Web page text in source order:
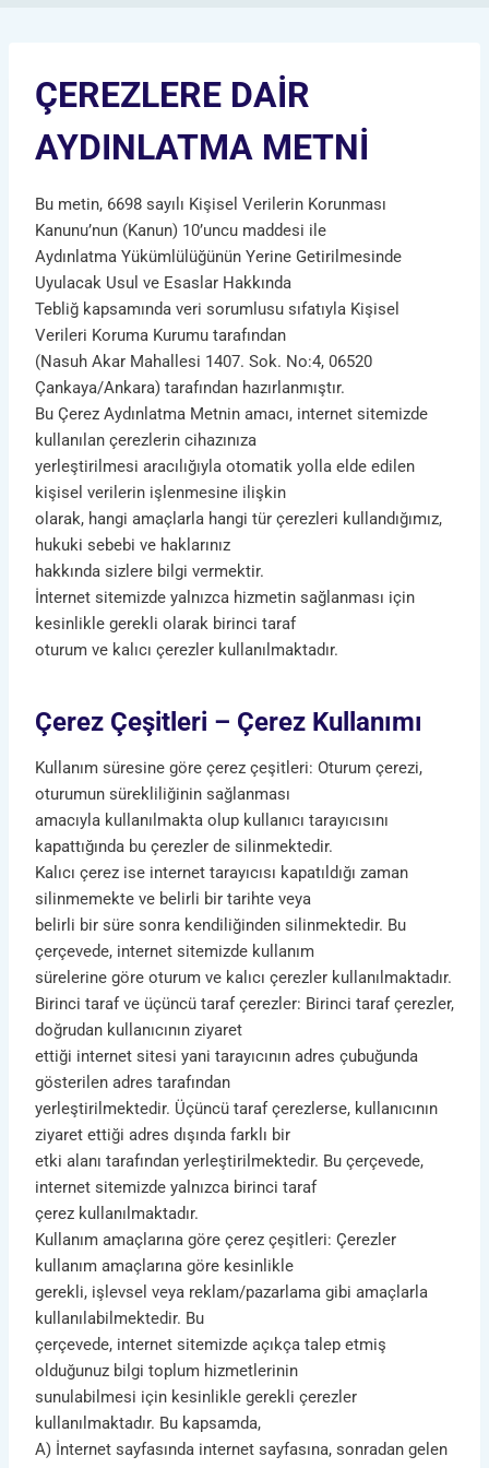
ÇEREZLERE DAİR
AYDINLATMA METNİ
Bu metin, 6698 sayılı Kişisel Verilerin Korunması
Kanunu’nun (Kanun) 10’uncu maddesi ile
Aydınlatma Yükümlülüğünün Yerine Getirilmesinde
Uyulacak Usul ve Esaslar Hakkında
Tebliğ kapsamında veri sorumlusu sıfatıyla Kişisel
Verileri Koruma Kurumu tarafından
(Nasuh Akar Mahallesi 1407. Sok. No:4, 06520
Çankaya/Ankara) tarafından hazırlanmıştır.
Bu Çerez Aydınlatma Metnin amacı, internet sitemizde
kullanılan çerezlerin cihazınıza
yerleştirilmesi aracılığıyla otomatik yolla elde edilen
kişisel verilerin işlenmesine ilişkin
olarak, hangi amaçlarla hangi tür çerezleri kullandığımız,
hukuki sebebi ve haklarınız
hakkında sizlere bilgi vermektir.
İnternet sitemizde yalnızca hizmetin sağlanması için
kesinlikle gerekli olarak birinci taraf
oturum ve kalıcı çerezler kullanılmaktadır.
Çerez Çeşitleri – Çerez Kullanımı
Kullanım süresine göre çerez çeşitleri: Oturum çerezi,
oturumun sürekliliğinin sağlanması
amacıyla kullanılmakta olup kullanıcı tarayıcısını
kapattığında bu çerezler de silinmektedir.
Kalıcı çerez ise internet tarayıcısı kapatıldığı zaman
silinmemekte ve belirli bir tarihte veya
belirli bir süre sonra kendiliğinden silinmektedir. Bu
çerçevede, internet sitemizde kullanım
sürelerine göre oturum ve kalıcı çerezler kullanılmaktadır.
Birinci taraf ve üçüncü taraf çerezler: Birinci taraf çerezler,
doğrudan kullanıcının ziyaret
ettiği internet sitesi yani tarayıcının adres çubuğunda
gösterilen adres tarafından
yerleştirilmektedir. Üçüncü taraf çerezlerse, kullanıcının
ziyaret ettiği adres dışında farklı bir
etki alanı tarafından yerleştirilmektedir. Bu çerçevede,
internet sitemizde yalnızca birinci taraf
çerez kullanılmaktadır.
Kullanım amaçlarına göre çerez çeşitleri: Çerezler
kullanım amaçlarına göre kesinlikle
gerekli, işlevsel veya reklam/pazarlama gibi amaçlarla
kullanılabilmektedir. Bu
çerçevede, internet sitemizde açıkça talep etmiş
olduğunuz bilgi toplum hizmetlerinin
sunulabilmesi için kesinlikle gerekli çerezler
kullanılmaktadır. Bu kapsamda,
A) İnternet sayfasında internet sayfasına, sonradan gelen